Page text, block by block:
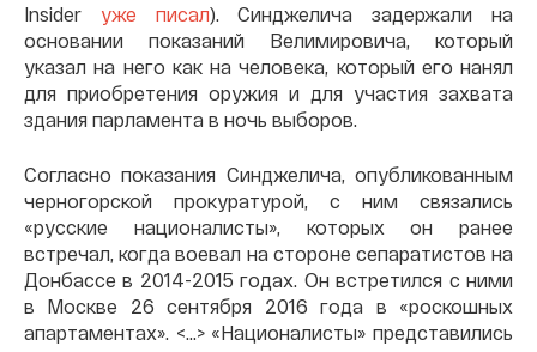
Insider уже писал). Синджелича задержали на
основании показаний Велимировича, который
указал на него как на человека, который его нанял
для приобретения оружия и для участия захвата
здания парламента в ночь выборов.
Согласно показания Синджелича, опубликованным
черногорской прокуратурой, с ним связались
«русские националисты», которых он ранее
встречал, когда воевал на стороне сепаратистов на
Донбассе в 2014-2015 годах. Он встретился с ними
в Москве 26 сентября 2016 года в «роскошных
апартаментах». <…> «Националисты» представились